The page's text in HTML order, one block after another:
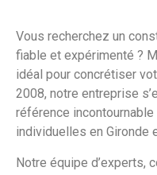
Vous recherchez un
fiable et expérimenté ?
idéal pour concrétiser
2008, notre entreprise
référence
individuelles en Gironde
Notre équipe d’experts,